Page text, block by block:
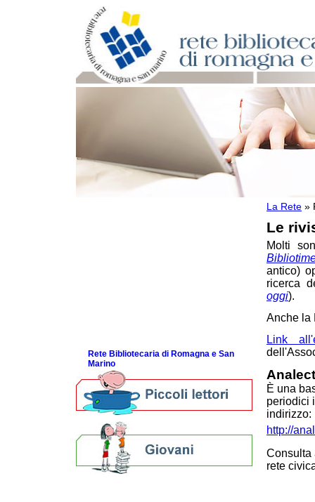
La Rete »
Le
Molti
antico)
ricerca
oggi).
Anche la
Link
È una
periodici
indirizzo:
http://
rete
Rete Bibliotecaria di Romagna e San
Marino